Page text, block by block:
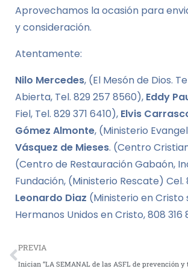
Aprovechamos la ocasión para
y consideración.
Atentamente:
Nilo Mercedes, (El Mesón de Dios.
Abierta, Tel. 829 257 8560), Eddy
Fiel, Tel. 829 371 6410), Elvis
Gómez Almonte, (Ministerio
Vásquez de Mieses. (Centro
(Centro de Restauración Gabaón,
Fundación, (Ministerio Rescate) Cel.
Leonardo Diaz (Ministerio en Cristo
Hermanos Unidos en Cristo, 808 316
PREVIA
Inician “LA SEMANAL de las ASFL de prevención